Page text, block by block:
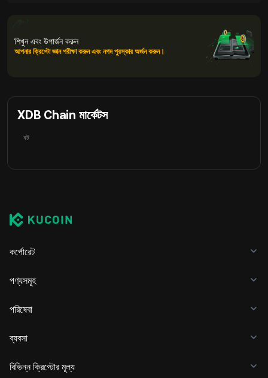
শিখুন এবং উপার্জন করুন
আপনার ক্রিপ্টো জ্ঞান পরীক্ষা করুন এবং নগদ পুরস্কার অর্জন করুন।
XDB Chain মার্কেটস
বট
কর্পোরেট
পণ্যসমূহ
পরিষেবা
ব্যবসা
বিভিন্ন ক্রিপ্টোর মূল্য